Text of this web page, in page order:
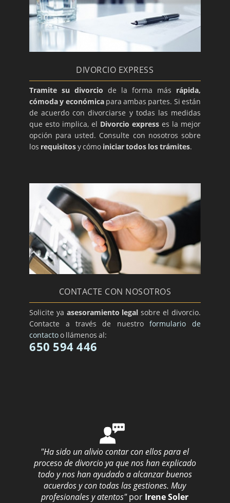
DIVORCIO EXPRESS
Tramite su divorcio de la forma más rápida,
cómoda y económicapara ambas partes. Si están
de acuerdo con divorciarse y todas las medidas
que esto implica, el Divorcio expresses la mejor
opción para usted. Consulte con nosotros sobre
los requisitosy cómo iniciar todos los trámites.
CONTACTE CON NOSOTROS
Solicite ya asesoramiento legal sobre el divorcio.
Contacte a través de nuestroformulario de
contactoo llámenos al:
650 594 446
"Ha sido un alivio contar con ellos para el
proceso de divorcio ya que nos han explicado
todo y nos han ayudado a alcanzar buenos
acuerdos y con todas las gestiones. Muy
profesionales y atentos" por Irene Soler